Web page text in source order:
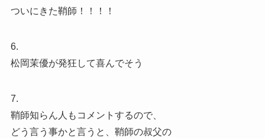
ついにきた鞘師！！！！
6.
松岡茉優が発狂して喜んでそう
7.
鞘師知らん人もコメントするので、
どう言う事かと言うと、鞘師の叔父の